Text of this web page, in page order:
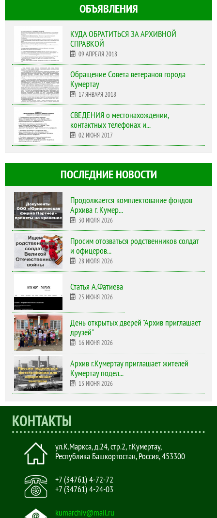
ОБЪЯВЛЕНИЯ
КУДА ОБРАТИТЬСЯ ЗА АРХИВНОЙ
СПРАВКОЙ
09 АПРЕЛЯ 2018
Обращение Совета ветеранов города
Кумертау
17 ЯНВАРЯ 2018
СВЕДЕНИЯ о местонахождении,
контактных телефонах и...
02 ИЮНЯ 2017
ПОСЛЕДНИЕ НОВОСТИ
Продолжается комплектование фондов
Архива г. Кумер...
30 ИЮЛЯ 2026
Просим отозваться родственников солдат
и офицеров...
28 ИЮЛЯ 2026
Статья А.Фатиева
25 ИЮНЯ 2026
День открытых дверей "Архив приглашает
друзей"
16 ИЮНЯ 2026
Архив г.Кумертау приглашает жителей
Кумертау подел...
13 ИЮНЯ 2026
КОНТАКТЫ
ул.К.Маркса, д.24, стр.2,г.Кумертау,
Республика Башкортостан, Россия,453300
+7 (34761) 4-72-72
+7 (34761) 4-24-03
kumarchiv@mail.ru